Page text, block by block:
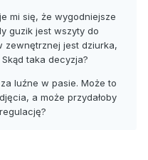
mi się, że wygodniejsze
guzik jest wszyty do
zewnętrznej jest dziurka,
taka decyzja?
luźne w pasie. Może to
a może przydałoby